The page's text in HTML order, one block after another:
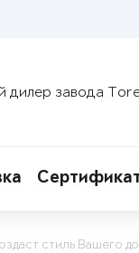
дилер завода
стиль Вашего